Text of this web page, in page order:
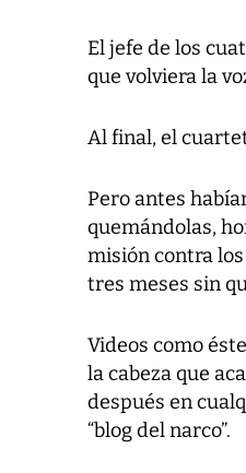
El jefe de los
que volviera la
Al final, el
Pero antes
quemándolas,
misión contra
tres meses sin
Videos como
la cabeza que
después en
“blog del narco”.